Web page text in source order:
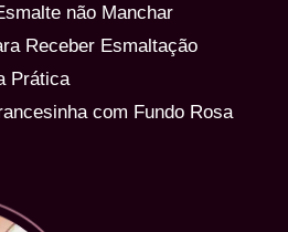
não Manchar
Receber Esmaltação
Prática
com Fundo Rosa